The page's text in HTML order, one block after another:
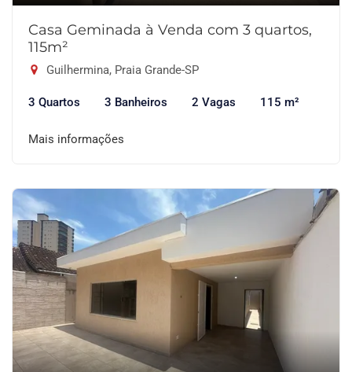
Casa Geminada à Venda com 3 quartos,
115m²
Guilhermina, Praia Grande-SP
3 Quartos 3 Banheiros 2 Vagas 115 m²
Mais informações